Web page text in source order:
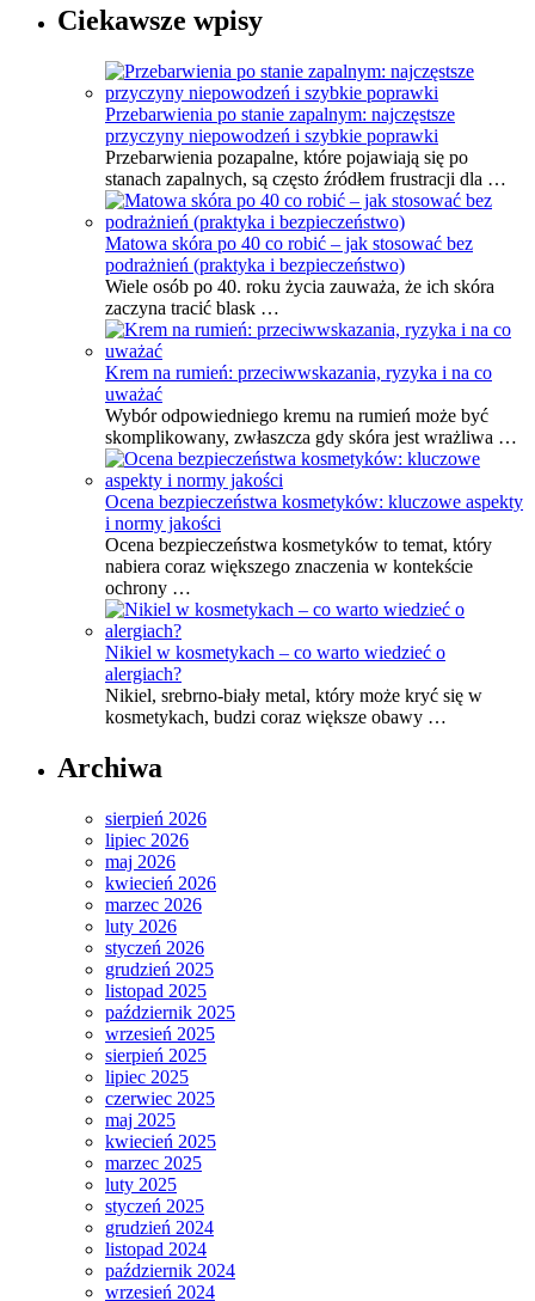
Ciekawsze wpisy
Przebarwienia po stanie zapalnym: najczęstsze
przyczyny niepowodzeń i szybkie poprawki
Przebarwienia pozapalne, które pojawiają się po
stanach zapalnych, są często źródłem frustracji dla …
Matowa skóra po 40 co robić – jak stosować bez
podrażnień (praktyka i bezpieczeństwo)
Wiele osób po 40. roku życia zauważa, że ich skóra
zaczyna tracić blask …
Krem na rumień: przeciwwskazania, ryzyka i na co
uważać
Wybór odpowiedniego kremu na rumień może być
skomplikowany, zwłaszcza gdy skóra jest wrażliwa …
Ocena bezpieczeństwa kosmetyków: kluczowe aspekty
i normy jakości
Ocena bezpieczeństwa kosmetyków to temat, który
nabiera coraz większego znaczenia w kontekście
ochrony …
Nikiel w kosmetykach – co warto wiedzieć o
alergiach?
Nikiel, srebrno-biały metal, który może kryć się w
kosmetykach, budzi coraz większe obawy …
Archiwa
sierpień 2026
lipiec 2026
maj 2026
kwiecień 2026
marzec 2026
luty 2026
styczeń 2026
grudzień 2025
listopad 2025
październik 2025
wrzesień 2025
sierpień 2025
lipiec 2025
czerwiec 2025
maj 2025
kwiecień 2025
marzec 2025
luty 2025
styczeń 2025
grudzień 2024
listopad 2024
październik 2024
wrzesień 2024